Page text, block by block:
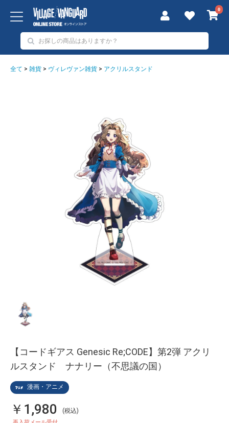
0
全て > 雑貨 > ヴィレヴァン雑貨 > アクリルスタンド
漫画・アニメ
【コードギアス Genesic Re;CODE】第2弾 アクリ
ルスタンド ナナリー（不思議の国）
￥1,980 (税込)